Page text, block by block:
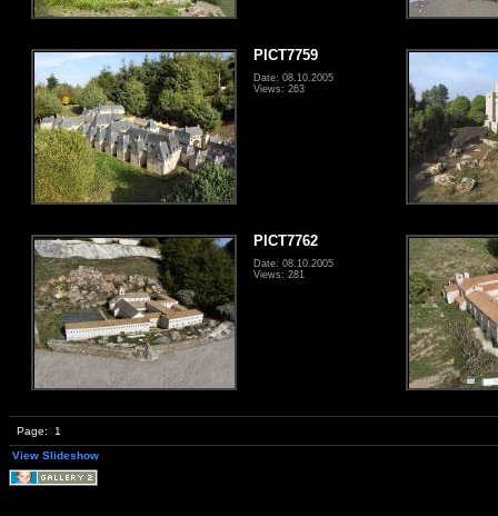
PICT7759
Date: 08.10.2005
Views: 263
PICT7762
Date: 08.10.2005
Views: 281
Page:
1
View Slideshow